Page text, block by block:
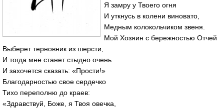
Я замру у Твоего огня
И уткнусь в колени виновато,
Медным колокольчиком звеня.
Мой Хозяин с бережностью Отчей
Выберет терновник из шерсти,
И тогда мне станет стыдно очень
И захочется сказать: «Прости!»
Благодарностью свое сердечко
Тихо переполню до краев:
«Здравствуй, Боже, я Твоя овечка,